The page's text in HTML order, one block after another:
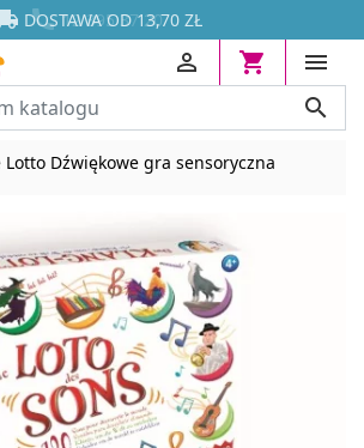

DOSTAWA OD 13,70 ZŁ





Lotto Dźwiękowe gra sensoryczna